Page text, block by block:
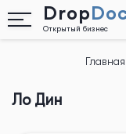
Drop
Открытый бизнес
Главная
Ло Дин